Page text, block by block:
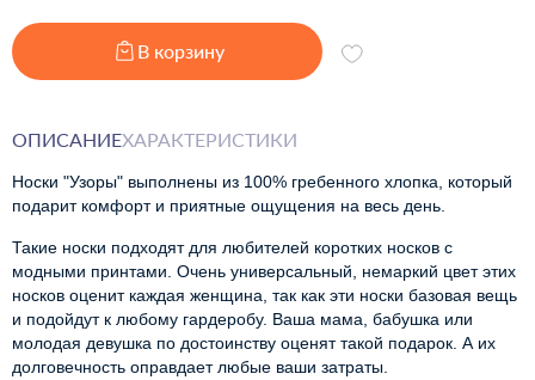
В корзину
ОПИСАНИЕХАРАКТЕРИСТИКИ
Носки "Узоры" выполнены из 100% гребенного хлопка, который
подарит комфорт и приятные ощущения на весь день.
Такие носки подходят для любителей коротких носков с
модными принтами. Очень универсальный, немаркий цвет этих
носков оценит каждая женщина, так как эти носки базовая вещь
и подойдут к любому гардеробу. Ваша мама, бабушка или
молодая девушка по достоинству оценят такой подарок. А их
долговечность оправдает любые ваши затраты.